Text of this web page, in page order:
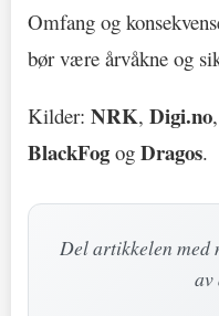
Omfang og
bør være årvåkne og
Kilder: NRK, Digi.no
BlackFog og Dragos.
Del artikkelen med
av